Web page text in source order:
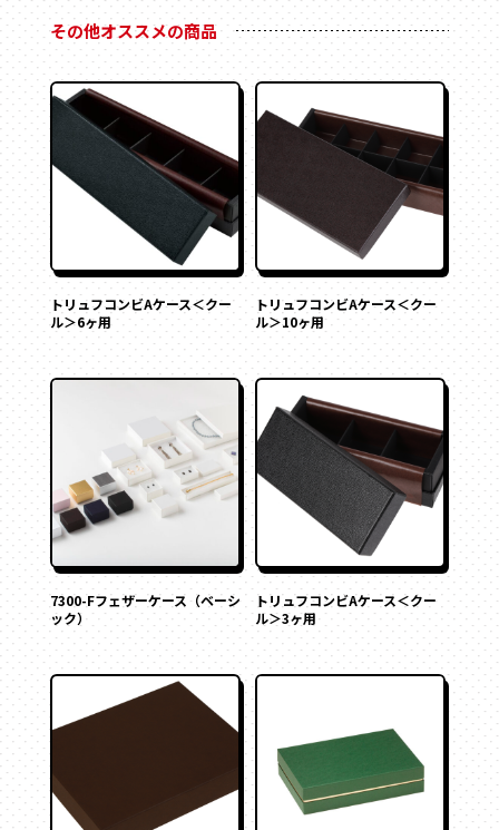
丸箱
楕円箱
その他
ペーパーバック
ポーチ
トムソンケース
その他オススメの商品
トリュフコンビAケース＜クー
ル＞6ヶ用
トリュフコンビAケース＜クー
ル＞10ヶ用
7300-Fフェザーケース（ベーシ
ック）
トリュフコンビAケース＜クー
ル＞3ヶ用